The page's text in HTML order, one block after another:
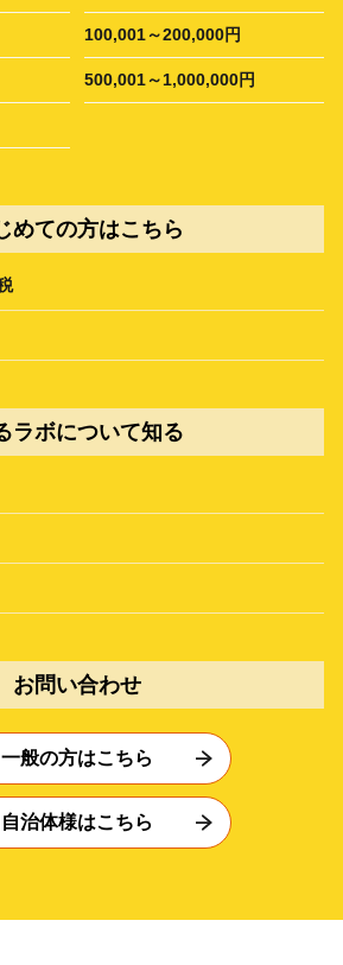
100,001～200,000円
500,001～1,000,000円
めての方はこちら
ラボについて知る
お問い合わせ
一般の方はこちら
自治体様はこちら